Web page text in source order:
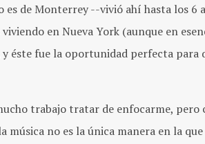
es de Monterrey --vivió ahí hasta los 6
en Nueva York (aunque en
éste fue la oportunidad perfecta para
trabajo tratar de enfocarme, pero
no es la única manera en la